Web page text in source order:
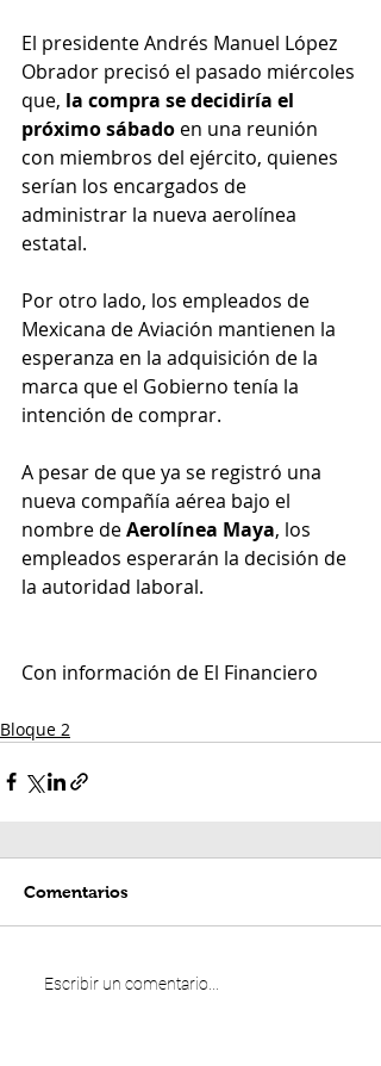
El presidente Andrés Manuel López
Obrador precisó el pasado miércoles
que, la compra se decidiría el
próximo sábado en una reunión
con miembros del ejército, quienes
serían los encargados de
administrar la nueva aerolínea
estatal.
Por otro lado, los empleados de
Mexicana de Aviación mantienen la
esperanza en la adquisición de la
marca que el Gobierno tenía la
intención de comprar.
A pesar de que ya se registró una
nueva compañía aérea bajo el
nombre de Aerolínea Maya, los
empleados esperarán la decisión de
la autoridad laboral.
Con información de El Financiero
Bloque 2
Comentarios
Escribir un comentario...